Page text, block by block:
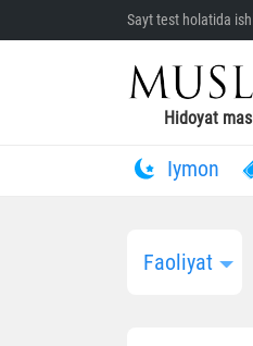
Sayt test holatida
Hidoyat
Iymon
Faoliyat